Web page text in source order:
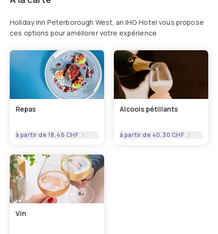
Holiday Inn Peterborough West, an IHG Hotel vous propose
ces options pour améliorer votre expérience
Repas
à partir de 18,46 CHF
Alcools pétillants
à partir de 40,30 CHF
Vin